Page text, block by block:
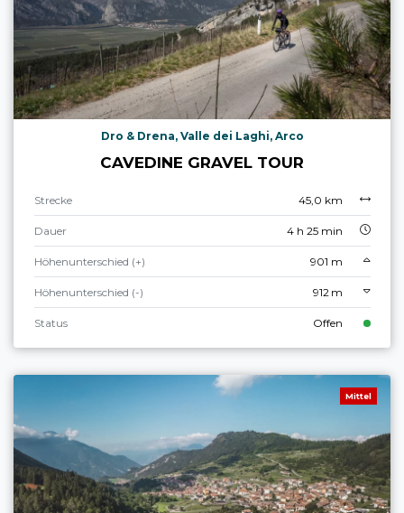
Dro & Drena, Valle dei Laghi, Arco
CAVEDINE GRAVEL TOUR
Strecke 45,0 km
Dauer 4 h 25 min
Höhenunterschied (+) 901 m
Höhenunterschied (-) 912 m
Status Offen
Mittel